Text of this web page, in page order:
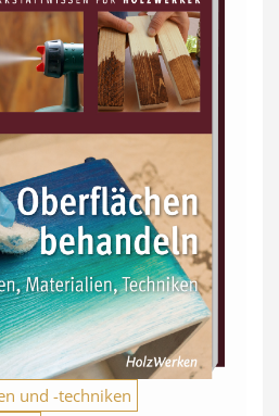
und -techniken